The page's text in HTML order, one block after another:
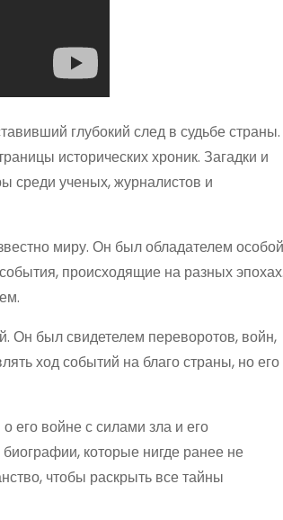
глубокий след в судьбе страны.
исторических хроник. Загадки и
среди ученых, журналистов и
миру. Он был обладателем особой
происходящие на разных эпохах.
Он был свидетелем переворотов, войн,
ход событий на благо страны, но его
его войне с силами зла и его
которые нигде ранее не
чтобы раскрыть все тайны